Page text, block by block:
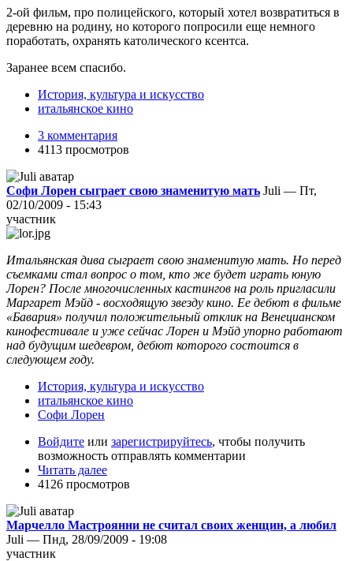
2-ой фильм, про полицейского, который хотел возвратиться в
деревню на родину, но которого попросили еще немного
поработать, охранять католического ксентса.
Заранее всем спасибо.
История, культура и искусство
итальянское кино
3 комментария
4113 просмотров
Софи Лорен сыграет свою знаменитую мать Juli — Пт,
02/10/2009 - 15:43
участник
Итальянская дива сыграет свою знаменитую мать. Но перед
съемками стал вопрос о том, кто же будет играть юную
Лорен? После многочисленных кастингов на роль пригласили
Маргарет Мэйд - восходящую звезду кино. Ее дебют в фильме
«Бавария» получил положительный отклик на Венецианском
кинофестивале и уже сейчас Лорен и Мэйд упорно работают
над будущим шедевром, дебют которого состоится в
следующем году.
История, культура и искусство
итальянское кино
Софи Лорен
Войдите или зарегистрируйтесь, чтобы получить
возможность отправлять комментарии
Читать далее
4126 просмотров
Марчелло Мастроянни не считал своих женщин, а любил
Juli — Пнд, 28/09/2009 - 19:08
участник